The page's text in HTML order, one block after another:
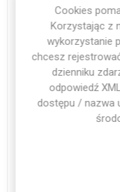
Hasło:
Potwierdzenie
Cookies
Korzystając z
wykorzystanie
chcesz
dzienniku
odpowiedź
dostępu / nazwa